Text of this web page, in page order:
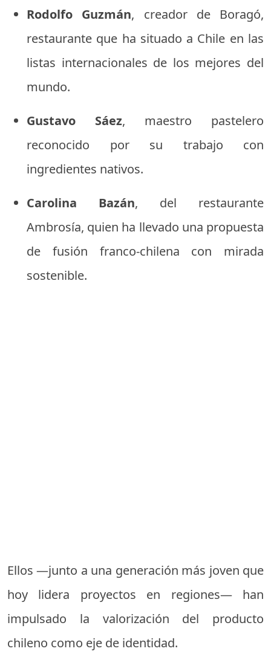
Rodolfo Guzmán, creador de Boragó,
restaurante que ha situado a Chile en las
listas internacionales de los mejores del
mundo.
Gustavo Sáez, maestro pastelero
reconocido por su trabajo con
ingredientes nativos.
Carolina Bazán, del restaurante
Ambrosía, quien ha llevado una propuesta
de fusión franco-chilena con mirada
sostenible.
Ellos —junto a una generación más joven que
hoy lidera proyectos en regiones— han
impulsado la valorización del producto
chileno como eje de identidad.